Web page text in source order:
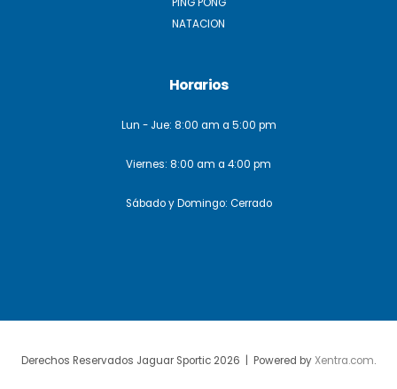
NATACION
Horarios
Lun - Jue: 8:00 am a 5:00 pm
Viernes: 8:00 am a 4:00 pm
Sábado y Domingo: Cerrado
Derechos Reservados Jaguar Sportic 2026 | Powered byXentra.com.